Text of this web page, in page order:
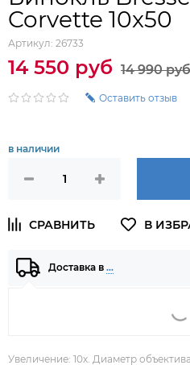
Corvette 10x50
Артикул: 26733
14 550 руб 14 990 руб
Оставить отзыв
в наличии
Доставка в …
Увеличение: 10х. Диаметр